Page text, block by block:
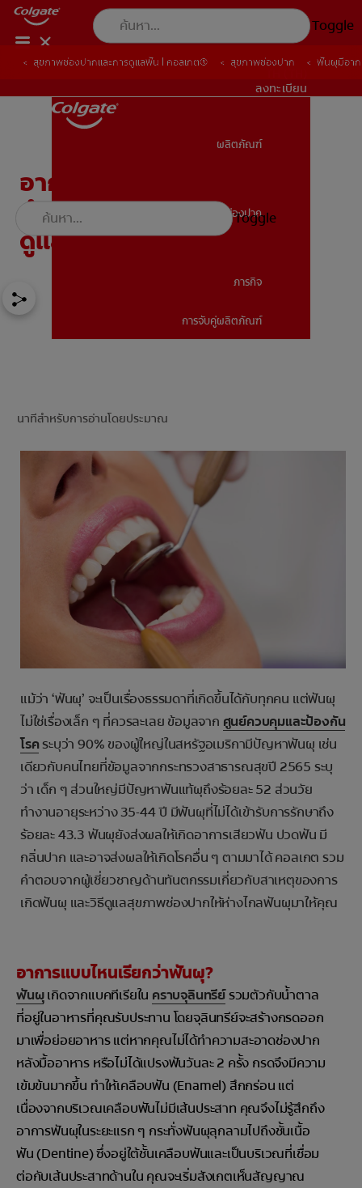
Toggle
ลงทะเบียน
ผลิตภัณฑ์
สุขภาพช่องปาก
ภารกิจ
การจับคู่ผลิตภัณฑ์
Toggle
สุขภาพช่องปากและการดูแลฟัน | คอลเกต® สุขภาพช่องปาก ฟันผุมีอาก
อาการฟันผุเป็นอย่างไร? มา
ทำความเข้าใจสาเหตุและวิธี
ดูแลสุขภาพช่องปากให้ดีขึ้น
นาทีสำหรับการอ่านโดยประมาณ
แม้ว่า ‘ฟันผุ’ จะเป็นเรื่องธรรมดาที่เกิดขึ้นได้กับทุกคน แต่ฟันผุ
ไม่ใช่เรื่องเล็ก ๆ ที่ควรละเลย ข้อมูลจาก ศูนย์ควบคุมและป้องกัน
โรคระบุว่า 90% ของผู้ใหญ่ในสหรัฐอเมริกามีปัญหาฟันผุ เช่น
เดียวกับคนไทยที่ข้อมูลจากกระทรวงสาธารณสุขปี 2565 ระบุ
ว่า เด็ก ๆ ส่วนใหญ่มีปัญหาฟันแท้ผุถึงร้อยละ 52 ส่วนวัย
ทำงานอายุระหว่าง 35-44 ปี มีฟันผุที่ไม่ได้เข้ารับการรักษาถึง
ร้อยละ 43.3 ฟันผุยังส่งผลให้เกิดอาการเสียวฟัน ปวดฟัน มี
กลิ่นปาก และอาจส่งผลให้เกิดโรคอื่น ๆ ตามมาได้ คอลเกต รวม
คำตอบจากผู้เชี่ยวชาญด้านทันตกรรมเกี่ยวกับสาเหตุของการ
เกิดฟันผุ และวิธีดูแลสุขภาพช่องปากให้ห่างไกลฟันผุมาให้คุณ
อาการแบบไหนเรียกว่าฟันผุ?
ฟันผุเกิดจากแบคทีเรียใน คราบจุลินทรีย์รวมตัวกับน้ำตาล
ที่อยู่ในอาหารที่คุณรับประทาน โดยจุลินทรีย์จะสร้างกรดออก
มาเพื่อย่อยอาหาร แต่หากคุณไม่ได้ทำความสะอาดช่องปาก
หลังมื้ออาหาร หรือไม่ได้แปรงฟันวันละ 2 ครั้ง กรดจึงมีความ
เข้มข้นมากขึ้น ทำให้เคลือบฟัน (Enamel) สึกกร่อน แต่
เนื่องจากบริเวณเคลือบฟันไม่มีเส้นประสาท คุณจึงไม่รู้สึกถึง
อาการฟันผุในระยะแรก ๆ กระทั่งฟันผุลุกลามไปถึงชั้นเนื้อ
ฟัน (Dentine) ซึ่งอยู่ใต้ชั้นเคลือบฟันและเป็นบริเวณที่เชื่อม
ต่อกับเส้นประสาทด้านใน คุณจะเริ่มสังเกตเห็นสัญญาณ